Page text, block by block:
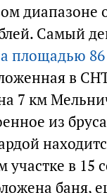
диапазоне
Самый
площадью
в
7 км
из
участке в 15
баня,